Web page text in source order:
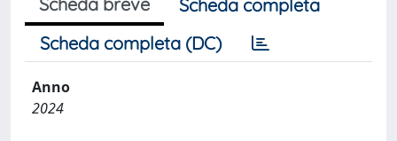
Scheda completa
Scheda completa (DC)
Anno
2024